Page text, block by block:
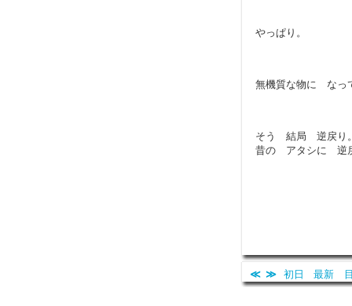
やっぱり。
無機質な物に なっ
そう 結局 逆戻り
昔の アタシに 逆
≪ ≫ 初日 最新